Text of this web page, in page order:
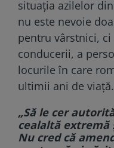
situația azilelor
nu este nevoie
pentru vârstnici,
conducerii, a
locurile în care
ultimii ani de viață.
„Să le cer
cealaltă extremă
Nu cred că